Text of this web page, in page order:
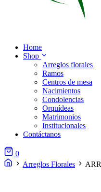
Home
Shop
Arreglos florales
Ramos
Centros de mesa
Nacimientos
Condolencias
Orquídeas
Matrimonios
Institucionales
Contáctanos
0
Arreglos Florales